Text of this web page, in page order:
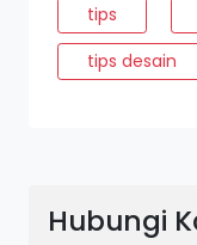
tips
tips desain
Hubungi